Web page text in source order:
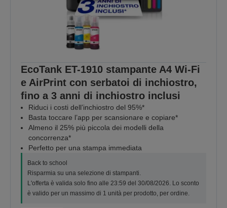
EcoTank ET-1910 stampante A4 Wi-Fi
e AirPrint con serbatoi di inchiostro,
fino a 3 anni di inchiostro inclusi
Riduci i costi dell’inchiostro del 95%*
Basta toccare l’app per scansionare e copiare*
Almeno il 25% più piccola dei modelli della
concorrenza*
Perfetto per una stampa immediata
Back to school
Risparmia su una selezione di stampanti.
L'offerta è valida solo fino alle 23:59 del 30/08/2026. Lo sconto
è valido per un massimo di 1 unità per prodotto, per ordine.